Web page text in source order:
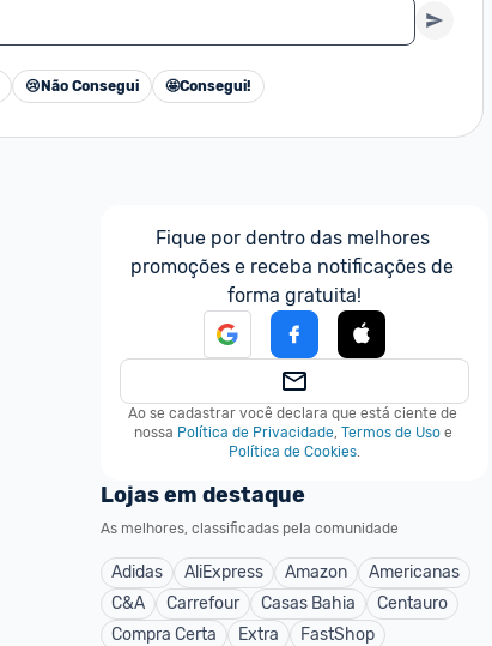
😢 Não Consegui 🤩Consegui!
Fique por dentro das melhores
promoções e receba notificações de
forma gratuita!
Ao se cadastrar você declara que está ciente de
nossa Política de Privacidade, Termos de Uso e
Política de Cookies.
Lojas em destaque
As melhores, classificadas pela comunidade
Adidas AliExpress Amazon
Americanas
C&A
Carrefour Casas Bahia
Centauro
Compra Certa
Extra
FastShop